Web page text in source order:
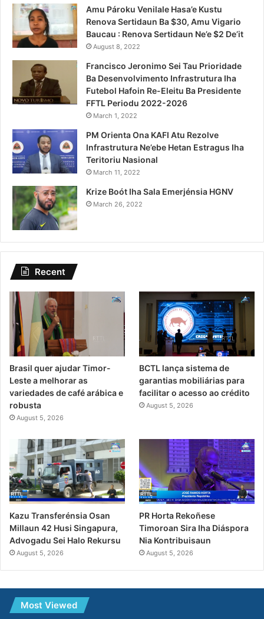
Amu Pároku Venilale Hasa’e Kustu
Renova Sertidaun Ba $30, Amu Vigario
Baucau : Renova Sertidaun Ne’e $2 De’it
August 8, 2022
Francisco Jeronimo Sei Tau Prioridade
Ba Desenvolvimento Infrastrutura Iha
Futebol Hafoin Re-Eleitu Ba Presidente
FFTL Periodu 2022-2026
March 1, 2022
PM Orienta Ona KAFI Atu Rezolve
Infrastrutura Ne’ebe Hetan Estragus Iha
Teritoriu Nasional
March 11, 2022
Krize Boót Iha Sala Emerjénsia HGNV
March 26, 2022
Recent
Brasil quer ajudar Timor-
Leste a melhorar as
variedades de café arábica e
robusta
August 5, 2026
BCTL lança sistema de
garantias mobiliárias para
facilitar o acesso ao crédito
August 5, 2026
Kazu Transferénsia Osan
Millaun 42 Husi Singapura,
Advogadu Sei Halo Rekursu
August 5, 2026
PR Horta Rekoñese
Timoroan Sira Iha Diáspora
Nia Kontribuisaun
August 5, 2026
Most Viewed